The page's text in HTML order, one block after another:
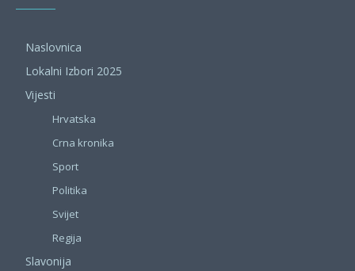
Naslovnica
Lokalni Izbori 2025
Vijesti
Hrvatska
Crna kronika
Sport
Politika
Svijet
Regija
Slavonija